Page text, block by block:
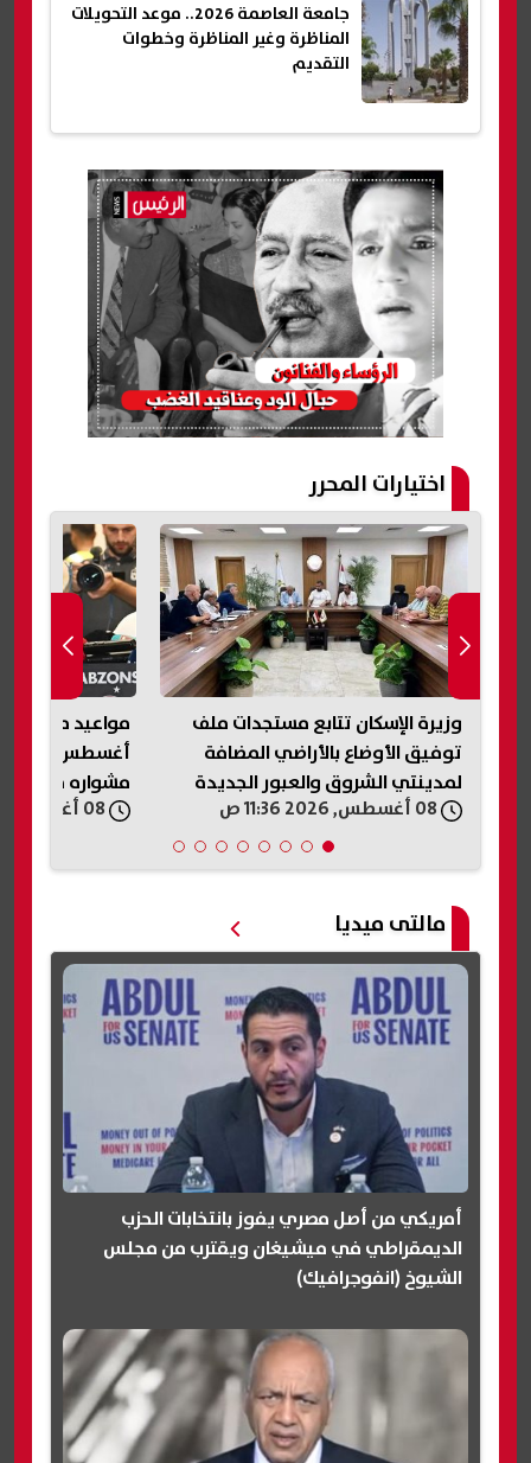
جامعة العاصمة 2026.. موعد التحويلات
المناظرة وغير المناظرة وخطوات
التقديم
اختيارات المحرر
مواعيد مباريات طرابزون سبور في
أغسطس 2026.. محمد صلاح يبدأ
مشواره مع الفريق
الانطلاق والحد
مالتى ميديا
أمريكي من أصل مصري يفوز بانتخابات الحزب
الديمقراطي في ميشيغان ويقترب من مجلس
الشيوخ (انفوجرافيك)